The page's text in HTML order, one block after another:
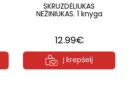
SKRUZDĖLIUKAS
NEŽINIUKAS. 1 knyga
12.99€
Į krepšelį